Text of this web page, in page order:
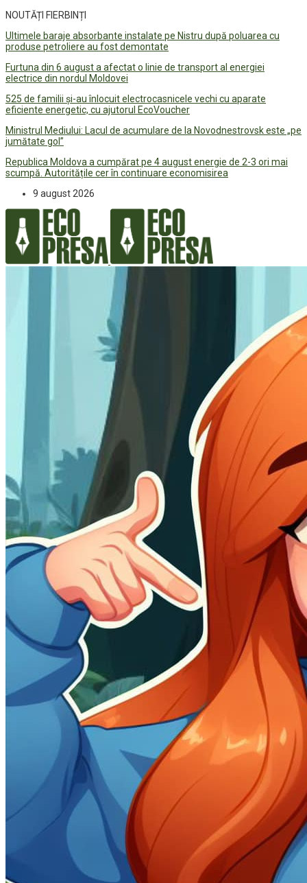
NOUTĂȚI FIERBINȚI
Ultimele baraje absorbante instalate pe Nistru după poluarea cu
produse petroliere au fost demontate
Furtuna din 6 august a afectat o linie de transport al energiei
electrice din nordul Moldovei
525 de familii și-au înlocuit electrocasnicele vechi cu aparate
eficiente energetic, cu ajutorul EcoVoucher
Ministrul Mediului: Lacul de acumulare de la Novodnestrovsk este „pe
jumătate gol”
Republica Moldova a cumpărat pe 4 august energie de 2-3 ori mai
scumpă. Autoritățile cer în continuare economisirea
9 august 2026